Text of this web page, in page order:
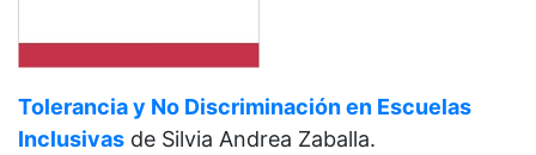
Tolerancia y No Discriminación en Escuelas
Inclusivas de Silvia Andrea Zaballa.